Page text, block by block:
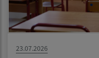
23.07.2026